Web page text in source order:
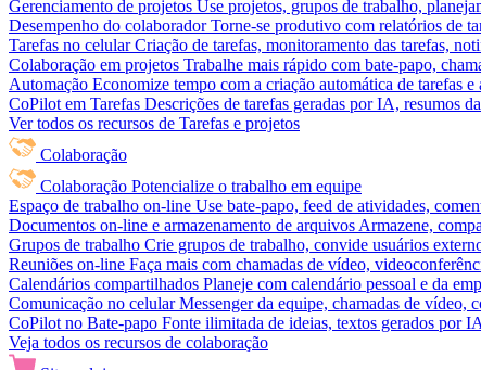
Gerenciamento de projetos Use projetos, grupos de trabalho,
Desempenho do colaborador Torne-se produtivo com relatórios de
Tarefas no celular Criação de tarefas, monitoramento das tarefas,
Colaboração em projetos Trabalhe mais rápido com bate-papo,
Automação Economize tempo com a criação automática de tarefas
CoPilot em Tarefas Descrições de tarefas geradas por IA, resumos
Ver todos os recursos de Tarefas e projetos
Colaboração
Colaboração Potencialize o trabalho em equipe
Espaço de trabalho on-line Use bate-papo, feed de atividades,
Documentos on-line e armazenamento de arquivos Armazene,
Grupos de trabalho Crie grupos de trabalho, convide usuários
Reuniões on-line Faça mais com chamadas de vídeo,
Calendários compartilhados Planeje com calendário pessoal e da
Comunicação no celular Messenger da equipe, chamadas de vídeo,
CoPilot no Bate-papo Fonte ilimitada de ideias, textos gerados por
Veja todos os recursos de colaboração